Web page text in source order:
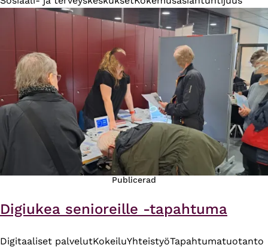
Publicerad
Digiukea senioreille -tapahtuma
Digitaaliset palvelutKokeiluYhteistyöTapahtumatuotanto